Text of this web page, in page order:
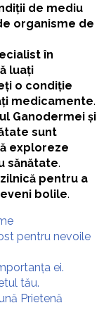
de mediu
organisme de
în
luați
o condiție
medicamente.
Ganodermei și
sunt
exploreze
sănătate.
pentru a
bolile.
pentru nevoile
ei.
tău.
Prietenă